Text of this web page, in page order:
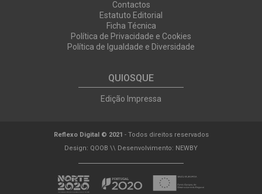
Contactos
Estatuto Editorial
Ficha Técnica
Política de Privacidade e Cookies
Política de Igualdade e Diversidade
QUIOSQUE
Edição Impressa
Reflexo Digital © 2021 - Todos direitos reservados
Design: QOOB \\ Desenvolvimento: NEWBY